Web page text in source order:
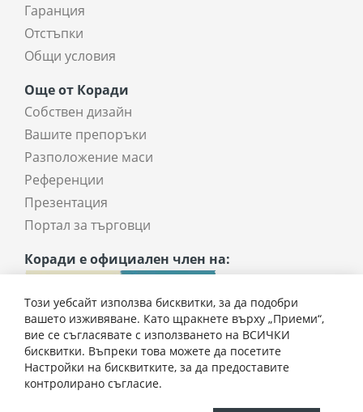
97,50 € / 190,69 лв.
Гаранция
Отстъпки
Общи условия
Още от Коради
Собствен дизайн
Вашите препоръки
Разположение маси
Референции
Презентация
Портал за търговци
Коради е официален член на:
Този уебсайт използва бисквитки, за да подобри
вашето изживяване. Като щракнете върху „Приеми“,
вие се съгласявате с използването на ВСИЧКИ
бисквитки. Въпреки това можете да посетите
Настройки на бисквитките, за да предоставите
контролирано съгласие.